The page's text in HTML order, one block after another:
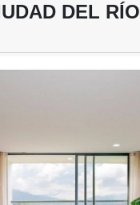
DEL RÍO